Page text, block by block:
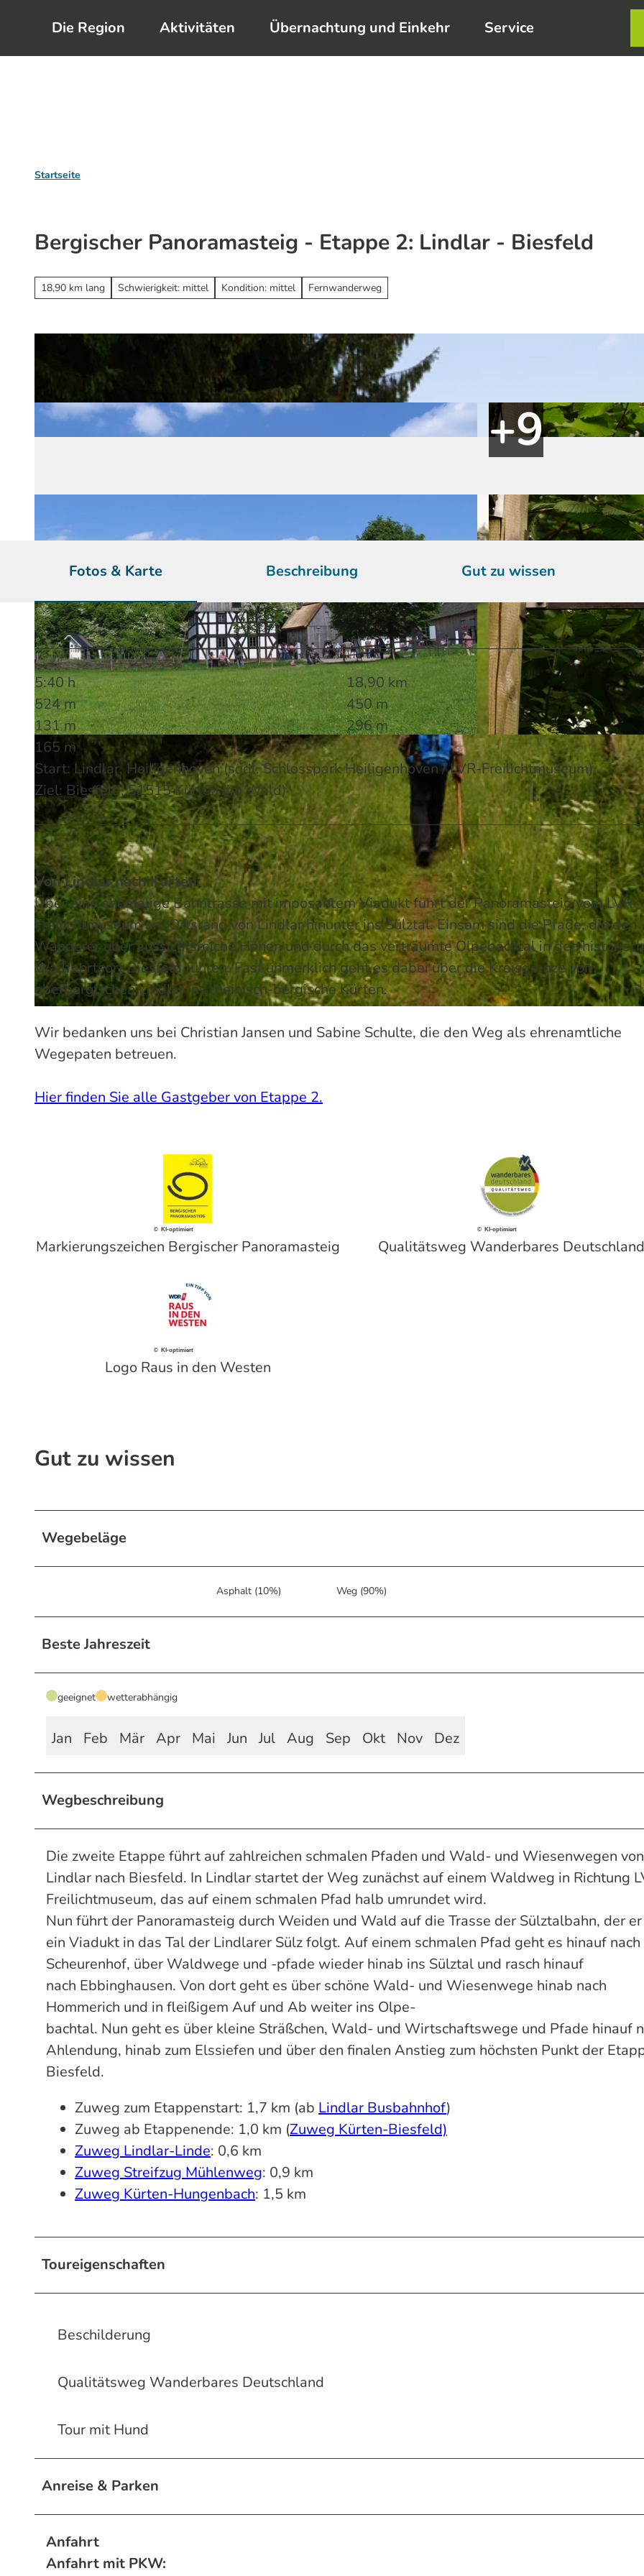
m
Die Region Aktivitäten Übernachtung und Einkehr Service
Startseite
Bergischer Panoramasteig - Etappe 2: Lindlar - Biesfeld
18,90 km lang Schwierigkeit: mittel Kondition: mittel Fernwanderweg
© Brigitte Heck | KI-optimiert © Maren Pussak / Das Bergische | KI-optimiert | CC-
Fotos & Karte Beschreibung Gut zu wissen
5:40 h
18,90 km
524 m
450 m
131 m
296 m
165 m
Start: Lindlar, Heiligenhoven (südl. Schlosspark Heiligenhoven / LVR-Freilichtmuseum)
Ziel: Biesfeld, 51515 Kürten (im Wald)
Von Lindlar nach Kürten.
Über eine ehemalige Bahntrasse mit imposantem Viadukt führt der Panoramasteig vom LVR-
Freilichtmuseum am Ortsrand von Lindlar hinunter ins Sülztal. Einsam sind die Pfade, die den
Wanderer über aussichtsreiche Höhen und durch das verträumte Olpebachtal in den
Wallfahrtsort Biesfeld führen. Fast unmerklich geht es dabei über die Kreisgrenze vom
oberbergischen Lindlar ins rheinisch-bergische Kürten.
Wir bedanken uns bei Christian Jansen und Sabine Schulte, die den Weg als ehrenamtliche
Wegepaten betreuen.
Hier finden Sie alle Gastgeber von Etappe 2.
© KI-optimiert
Markierungszeichen Bergischer Panoramasteig
© KI-optimiert
Qualitätsweg Wanderbares Deutschland
© KI-optimiert
Logo Raus in den Westen
Gut zu wissen
Wegebeläge
Asphalt (10%) Weg (90%)
Beste Jahreszeit
geeignet wetterabhängig
Jan Feb Mär Apr Mai Jun Jul Aug Sep Okt Nov Dez
Wegbeschreibung
Die zweite Etappe führt auf zahlreichen schmalen Pfaden und Wald- und Wiesenwegen von
Lindlar nach Biesfeld. In Lindlar startet der Weg zunächst auf einem Waldweg in Richtung
Freilichtmuseum, das auf einem schmalen Pfad halb umrundet wird.
Nun führt der Panoramasteig durch Weiden und Wald auf die Trasse der Sülztalbahn, der
ein Viadukt in das Tal der Lindlarer Sülz folgt. Auf einem schmalen Pfad geht es hinauf nach
Scheurenhof, über Waldwege und -pfade wieder hinab ins Sülztal und rasch hinauf
nach Ebbinghausen. Von dort geht es über schöne Wald- und Wiesenwege hinab nach
Hommerich und in fleißigem Auf und Ab weiter ins Olpe-
bachtal. Nun geht es über kleine Sträßchen, Wald- und Wirtschaftswege und Pfade hinauf
Ahlendung, hinab zum Elssiefen und über den finalen Anstieg zum höchsten Punkt der
Biesfeld.
Zuweg zum Etappenstart: 1,7 km (ab Lindlar Busbahnhof)
Zuweg ab Etappenende: 1,0 km (Zuweg Kürten-Biesfeld)
Zuweg Lindlar-Linde: 0,6 km
Zuweg Streifzug Mühlenweg: 0,9 km
Zuweg Kürten-Hungenbach: 1,5 km
Toureigenschaften
Beschilderung
Qualitätsweg Wanderbares Deutschland
Tour mit Hund
Anreise & Parken
Anfahrt
Anfahrt mit PKW: